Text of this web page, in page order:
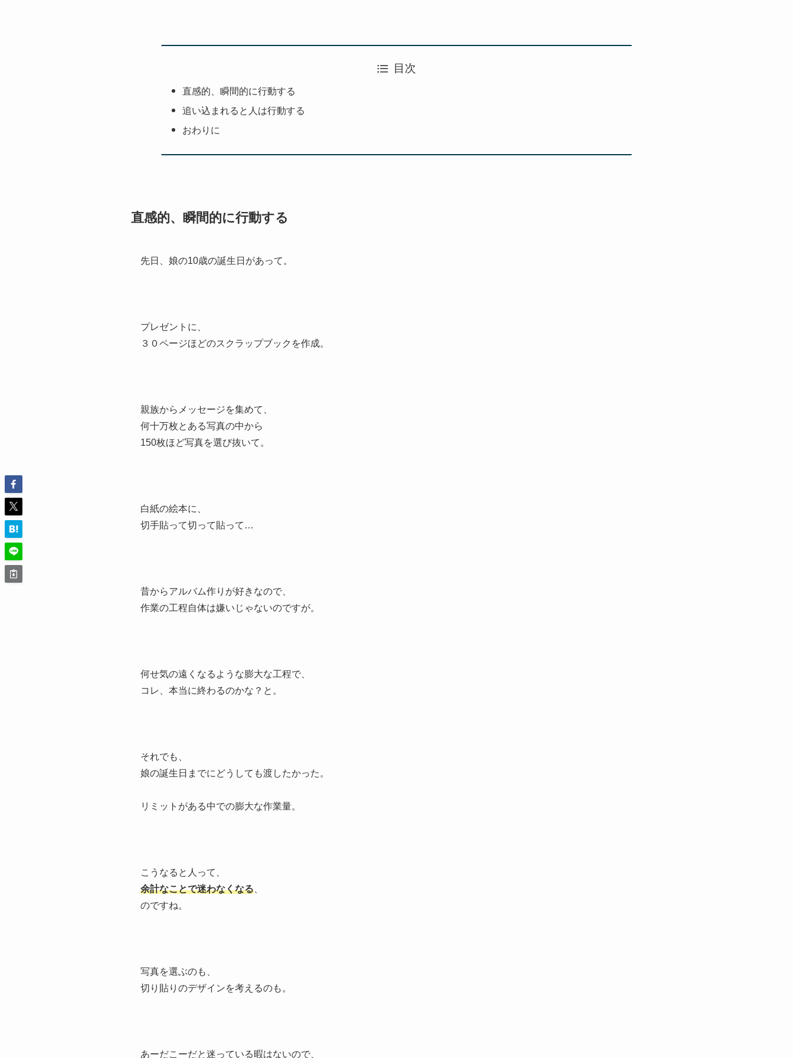
目次
直感的、瞬間的に行動する
追い込まれると人は行動する
おわりに
直感的、瞬間的に行動する
先日、娘の10歳の誕生日があって。
プレゼントに、
３０ページほどのスクラップブックを作成。
親族からメッセージを集めて、
何十万枚とある写真の中から
150枚ほど写真を選び抜いて。
白紙の絵本に、
切手貼って切って貼って…
昔からアルバム作りが好きなので、
作業の工程自体は嫌いじゃないのですが。
何せ気の遠くなるような膨大な工程で、
コレ、本当に終わるのかな？と。
それでも、
娘の誕生日までにどうしても渡したかった。
リミットがある中での膨大な作業量。
こうなると人って、
余計なことで迷わなくなる、
のですね。
写真を選ぶのも、
切り貼りのデザインを考えるのも。
あーだこーだと迷っている暇はないので、